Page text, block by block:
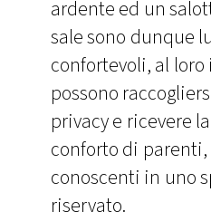
ardente ed un
sale sono dunque
confortevoli, al
possono
privacy e ricevere
conforto di
conoscenti in uno
riservato.